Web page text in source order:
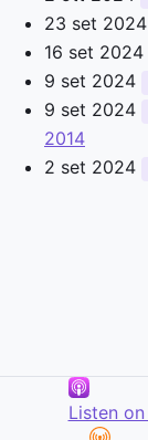
23 set 2024
16 set 2024
9 set 2024
9 set 2024
2014
2 set 2024
Listen on